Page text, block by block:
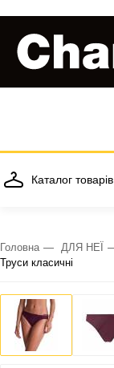
Каталог товарів
Головна ДЛЯ НЕЇ
Труси класичні